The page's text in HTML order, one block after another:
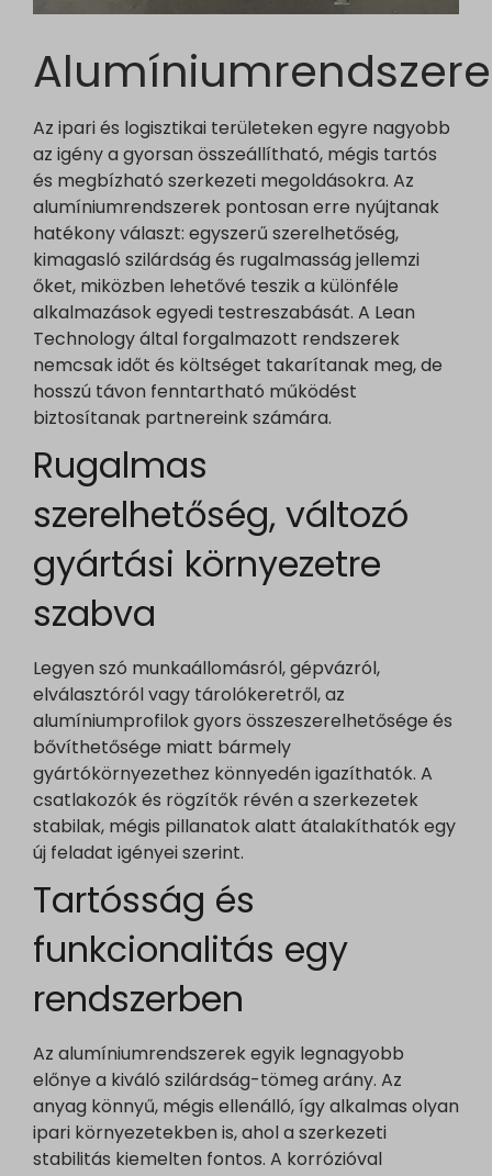
Az ipari és logisztikai területeken egyre nagyobb
az igény a gyorsan összeállítható, mégis tartós
és megbízható szerkezeti megoldásokra. Az
alumíniumrendszerek pontosan erre nyújtanak
hatékony választ: egyszerű szerelhetőség,
kimagasló szilárdság és rugalmasság jellemzi
őket, miközben lehetővé teszik a különféle
alkalmazások egyedi testreszabását. A Lean
Technology által forgalmazott rendszerek
nemcsak időt és költséget takarítanak meg, de
hosszú távon fenntartható működést
biztosítanak partnereink számára.
Rugalmas
szerelhetőség, változó
gyártási környezetre
szabva
Legyen szó munkaállomásról, gépvázról,
elválasztóról vagy tárolókeretről, az
alumíniumprofilok gyors összeszerelhetősége és
bővíthetősége miatt bármely
gyártókörnyezethez könnyedén igazíthatók. A
csatlakozók és rögzítők révén a szerkezetek
stabilak, mégis pillanatok alatt átalakíthatók egy
új feladat igényei szerint.
Tartósság és
funkcionalitás egy
rendszerben
Az alumíniumrendszerek egyik legnagyobb
előnye a kiváló szilárdság-tömeg arány. Az
anyag könnyű, mégis ellenálló, így alkalmas olyan
ipari környezetekben is, ahol a szerkezeti
stabilitás kiemelten fontos. A korrózióval